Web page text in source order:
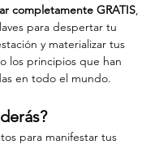
completamente GRATIS,
para despertar tu
y materializar tus
los principios que han
en todo el mundo.
para manifestar tus